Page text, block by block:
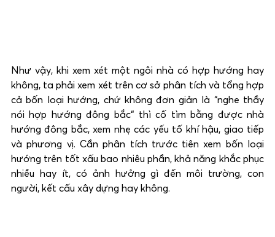
Như vậy, khi xem xét một ngôi nhà có hợp hướng hay
không, ta phải xem xét trên cơ sở phân tích và tổng hợp
cả bốn loại hướng, chứ không đơn giản là “nghe thầy
nói hợp hướng đông bắc“ thì cố tìm bằng được nhà
hướng đông bắc, xem nhẹ các yếu tố khí hậu, giao tiếp
và phương vị. Cần phân tích trước tiên xem bốn loại
hướng trên tốt xấu bao nhiêu phần, khả năng khắc phục
nhiều hay ít, có ảnh hưởng gì đến môi trường, con
người, kết cấu xây dựng hay không.